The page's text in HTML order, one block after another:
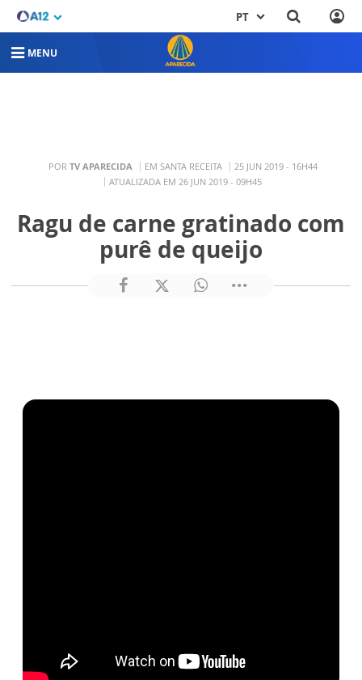
PT
MENU
POR TV APARECIDA EM SANTA RECEITA
25 JUN 2019 - 16H44
ATUALIZADA EM 26 JUN 2019 - 09H45
Ragu de carne gratinado com
purê de queijo